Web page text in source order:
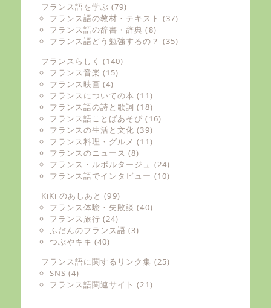
フランス語を学ぶ (79)
フランス語の教材・テキスト (37)
フランス語の辞書・辞典 (8)
フランス語どう勉強するの？ (35)
フランスらしく (140)
フランス音楽 (15)
フランス映画 (4)
フランスについての本 (11)
フランス語の詩と歌詞 (18)
フランス語ことばあそび (16)
フランスの生活と文化 (39)
フランス料理・グルメ (11)
フランスのニュース (8)
フランス・ルポルタージュ (24)
フランス語でインタビュー (10)
KiKi のあしあと (99)
フランス体験・失敗談 (40)
フランス旅行 (24)
ふだんのフランス語 (3)
つぶやキキ (40)
フランス語に関するリンク集 (25)
SNS (4)
フランス語関連サイト (21)